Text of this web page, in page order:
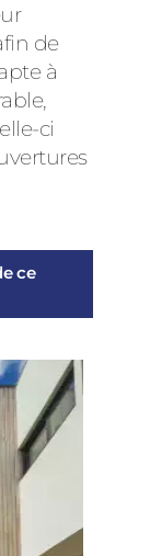
de
à
ci
ce